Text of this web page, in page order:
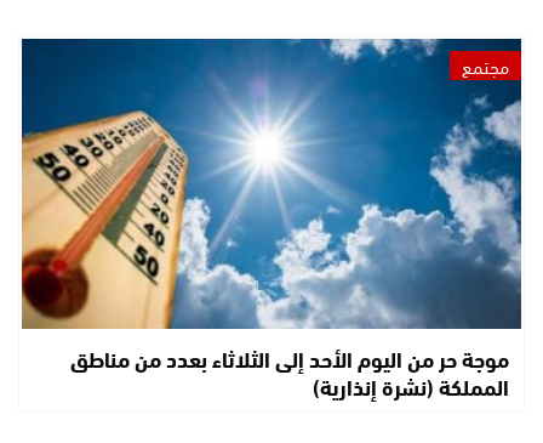
مجتمع
موجة حر من اليوم الأحد إلى الثلاثاء بعدد من مناطق
المملكة (نشرة إنذارية)